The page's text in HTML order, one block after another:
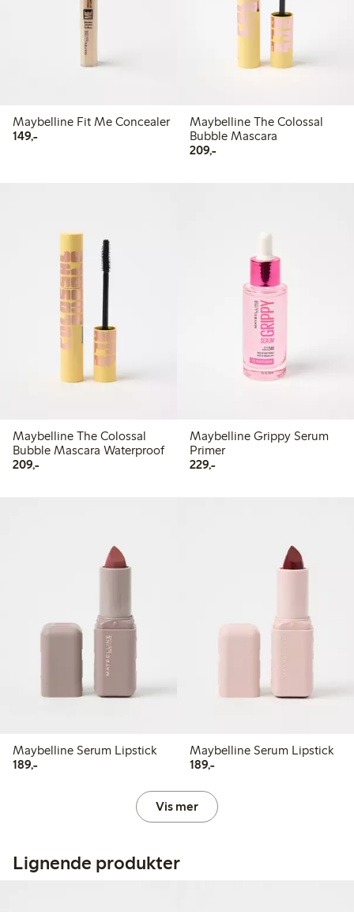
Maybelline Fit Me Concealer
149,-149,00 kr
Maybelline The Colossal
Bubble Mascara
209,-209,00 kr
Maybelline The Colossal
Bubble Mascara Waterproof
209,-209,00 kr
Maybelline Grippy Serum
Primer
229,-229,00 kr
Maybelline Serum Lipstick
189,-189,00 kr
Maybelline Serum Lipstick
189,-189,00 kr
Vis mer
Lignende produkter